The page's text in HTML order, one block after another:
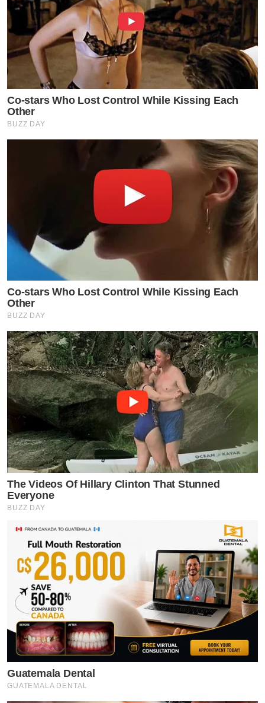
Co-stars Who Lost Control While Kissing Each
Other
BUZZ DAY
Co-stars Who Lost Control While Kissing Each
Other
BUZZ DAY
The Videos Of Hillary Clinton That Stunned
Everyone
BUZZ DAY
Guatemala Dental
GUATEMALA DENTAL